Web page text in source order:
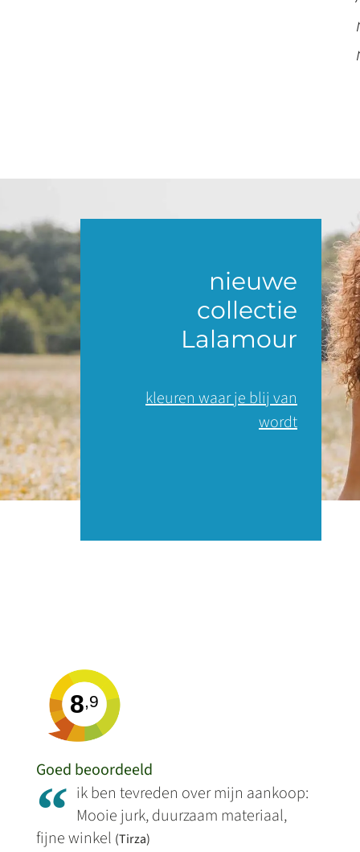
nieuwe
collectie
Lalamour
kleuren waar je blij van
wordt
8,9
Goed beoordeeld
“ ik ben tevreden over mijn aankoop:
Mooie jurk, duurzaam materiaal,
fijne winkel (Tirza)